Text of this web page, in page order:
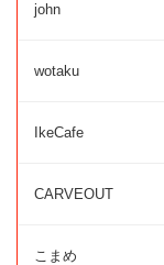
john
wotaku
IkeCafe
CARVEOUT
こまめ